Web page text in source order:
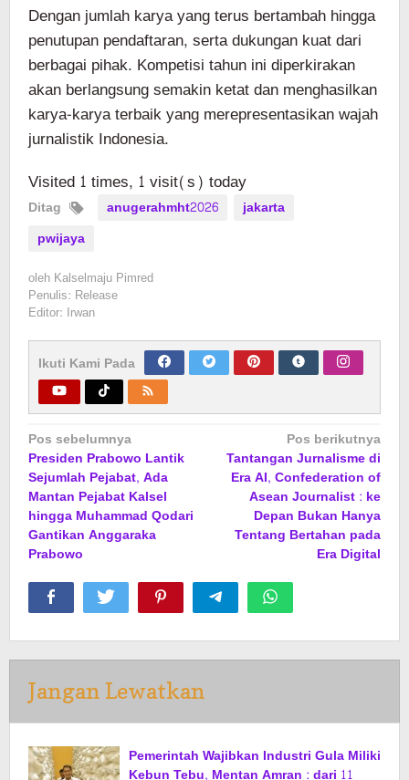
Dengan jumlah karya yang terus bertambah hingga
penutupan pendaftaran, serta dukungan kuat dari
berbagai pihak. Kompetisi tahun ini diperkirakan
akan berlangsung semakin ketat dan menghasilkan
karya-karya terbaik yang merepresentasikan wajah
jurnalistik Indonesia.
Visited 1 times, 1 visit(s) today
Ditag anugerahmht2026
jakarta
pwijaya
oleh Kalselmaju Pimred
Penulis: Release
Editor: Irwan
Ikuti Kami Pada
Navigasi
pos
Pos sebelumnya
Presiden Prabowo Lantik
Sejumlah Pejabat, Ada
Mantan Pejabat Kalsel
hingga Muhammad Qodari
Gantikan Anggaraka
Prabowo
Pos berikutnya
Tantangan Jurnalisme di
Era AI, Confederation of
Asean Journalist : ke
Depan Bukan Hanya
Tentang Bertahan pada
Era Digital
Jangan Lewatkan
Pemerintah Wajibkan Industri Gula Miliki
Kebun Tebu, Mentan Amran : dari 11